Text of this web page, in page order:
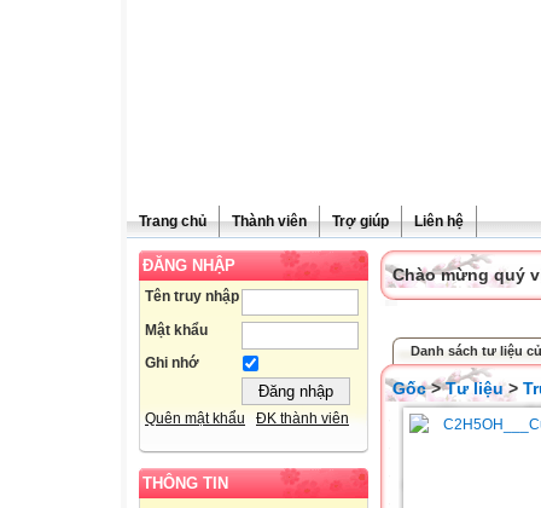
Trang chủ Thành viên Trợ giúp Liên hệ
ĐĂNG NHẬP
Tên truy nhập
Mật khẩu
Ghi nhớ
Quên mật khẩu ĐK thành viên
THÔNG TIN
Chào mừng quý
Danh sách tư liệu
Gốc>Tư liệu>